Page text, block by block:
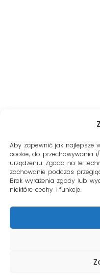
Aby zapewnić jak najlepsze
cookie, do przechowywania
urządzeniu. Zgoda na te
zachowanie podczas
Brak wyrażenia zgody lub
niektóre cechy i funkcje.